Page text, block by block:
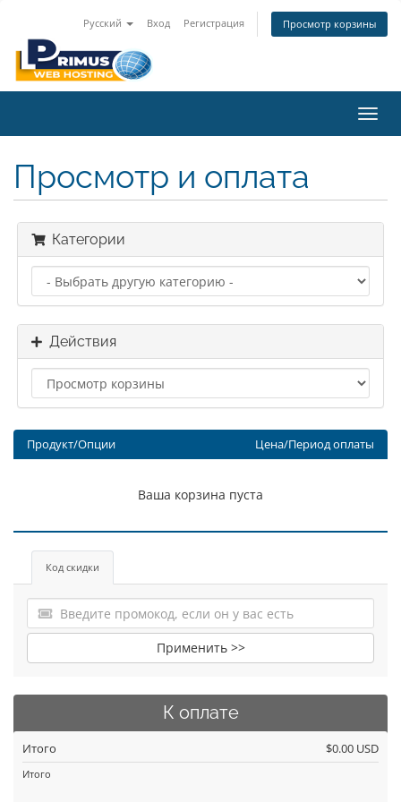
Русский Вход Регистрация Просмотр корзины
Просмотр и оплата
Категории
Действия
Продукт/Опции Цена/Период оплаты
Ваша корзина пуста
Код скидки
Применить >>
К оплате
Итого $0.00 USD
Итого